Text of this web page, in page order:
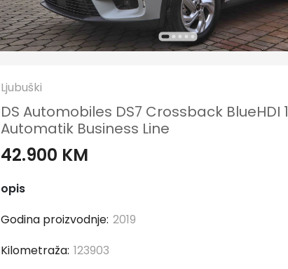
Ljubuški
DS Automobiles DS7 Crossback BlueHDI
Automatik Business Line
42.900 KM
opis
Godina proizvodnje:
2019
Kilometraža: 123903